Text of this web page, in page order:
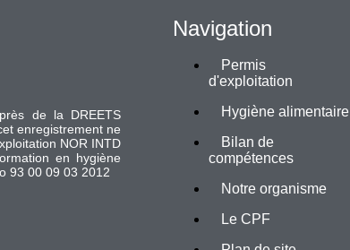
de la DREETS
enregistrement ne
NOR INTD
en hygiène
93 00 09 03 2012
Navigation
Permis
d'exploitation
Hygiène alimentaire
Bilan de
compétences
Notre organisme
Le CPF